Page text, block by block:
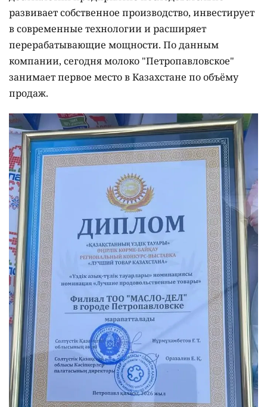
развивает собственное производство, инвестирует
в современные технологии и расширяет
перерабатывающие мощности. По данным
компании, сегодня молоко "Петропавловское"
занимает первое место в Казахстане по объёму
продаж.